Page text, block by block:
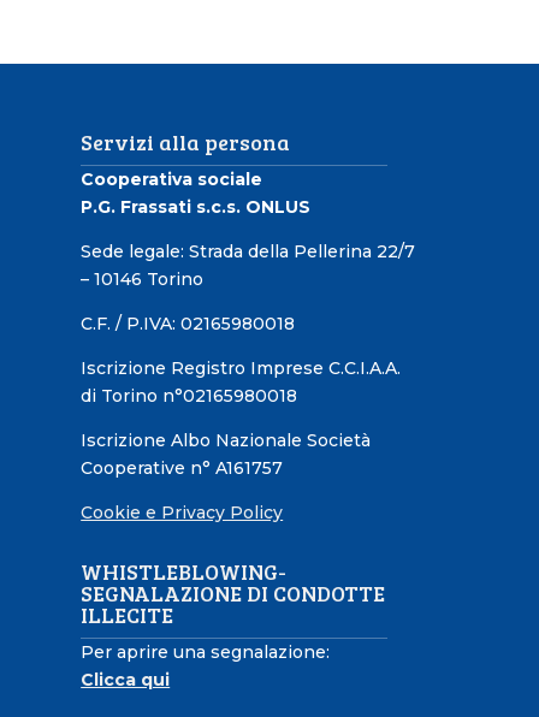
Servizi alla persona
Cooperativa sociale
P.G. Frassati s.c.s. ONLUS
Sede legale: Strada della Pellerina 22/7
– 10146 Torino
C.F. / P.IVA: 02165980018
Iscrizione Registro Imprese C.C.I.A.A.
di Torino n°02165980018
Iscrizione Albo Nazionale Società
Cooperative n° A161757
Cookie e Privacy Policy
WHISTLEBLOWING-
SEGNALAZIONE DI CONDOTTE
ILLECITE
Per aprire una segnalazione:
Clicca qui